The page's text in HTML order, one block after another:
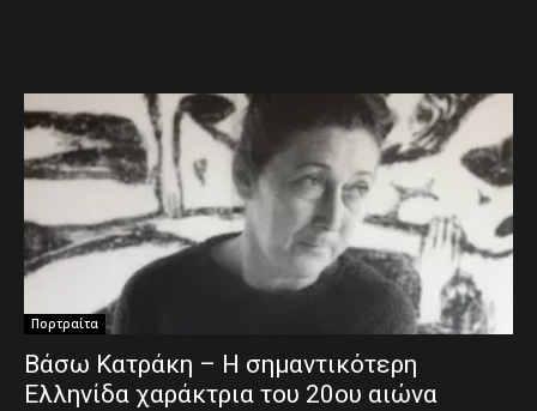
Πορτραίτα
Βάσω Κατράκη – Η σημαντικότερη
Ελληνίδα χαράκτρια του 20ου αιώνα